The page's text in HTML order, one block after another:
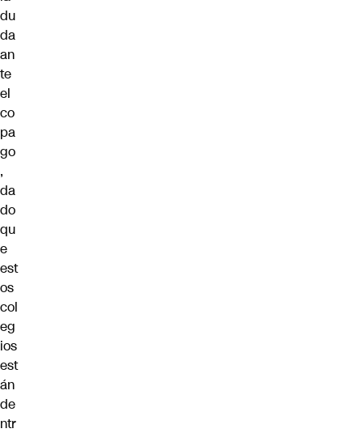
du
da
an
te
el
co
pa
go
,
da
do
qu
e
est
os
col
eg
ios
est
án
de
ntr